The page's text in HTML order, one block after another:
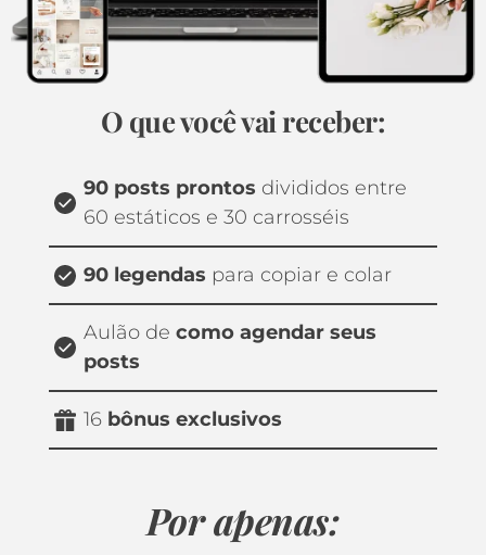
O que você vai receber:
90 posts prontos divididos entre
60 estáticos e 30 carrosséis
90 legendas para copiar e colar
Aulão de como agendar seus
posts
16 bônus exclusivos
Por apenas: